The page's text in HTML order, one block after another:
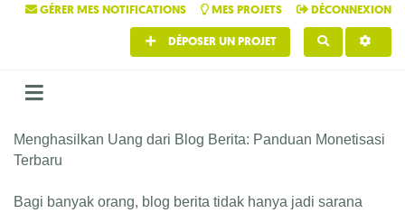
GÉRER MES NOTIFICATIONS
MES PROJETS DÉCONNEXION
DÉPOSER UN PROJET
Menghasilkan Uang dari Blog Berita: Panduan Monetisasi
Terbaru
Bagi banyak orang, blog berita tidak hanya jadi sarana